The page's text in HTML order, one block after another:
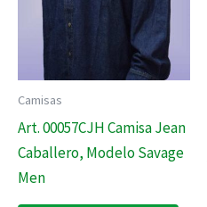
Camisas
Art. 00057CJH Camisa Jean
Caballero, Modelo Savage
Men